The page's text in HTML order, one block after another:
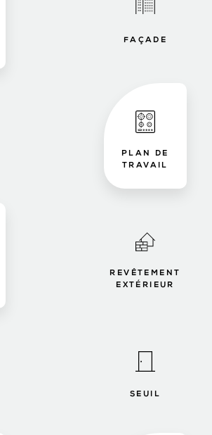
FAÇADE
PLAN DE
TRAVAIL
REVÊTEMENT
EXTÉRIEUR
SEUIL